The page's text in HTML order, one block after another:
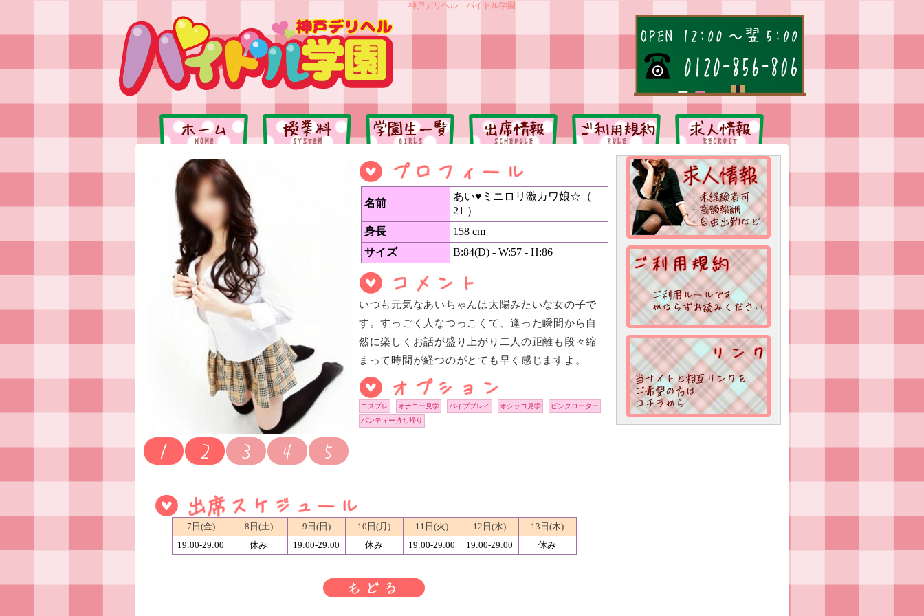
神戸デリヘル パイドル学園
名前
あい♥ミニロリ激カワ娘☆（
21 ）
身長
158 cm
サイズ
B:84(D) - W:57 - H:86
いつも元気なあいちゃんは太陽みたいな女の子で
す。すっごく人なつっこくて、逢った瞬間から自
然に楽しくお話が盛り上がり二人の距離も段々縮
まって時間が経つのがとても早く感じますよ。
コスプレ オナニー見学 バイブプレイ オシッコ見学
ピンクローター
パンティー持ち帰り
7日(金) 8日(土) 9日(日) 10日(月) 11日(火) 12日(水)
13日(木)
19:00-29:00
休み 19:00-29:00 休み 19:00-29:00 19:00-29:00 休み